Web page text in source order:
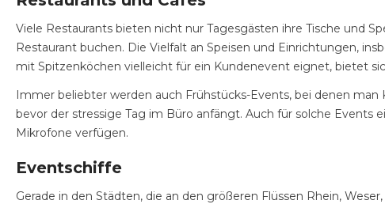
Viele Restaurants bieten nicht nur Tagesgästen ihre Tische und
Restaurant buchen. Die Vielfalt an Speisen und Einrichtungen,
mit Spitzenköchen vielleicht für ein Kundenevent eignet, bietet
Immer beliebter werden auch Frühstücks-Events, bei denen
bevor der stressige Tag im Büro anfängt. Auch für solche Events
Mikrofone verfügen.
Eventschiffe
Gerade in den Städten, die an den größeren Flüssen Rhein,